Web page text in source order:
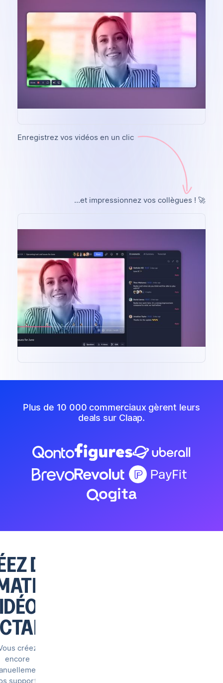
Enregistrez vos vidéos en un clic
...et impressionnez vos collègues ! 🚀
Plus de 10 000 commerciaux gèrent leurs
deals sur Claap.
DES
créez
encore
supports